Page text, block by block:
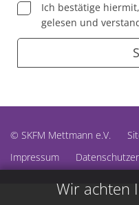
Wir achten
Ich bestätige
gelesen und
© SKFM Mettmann e.V.
Impressum